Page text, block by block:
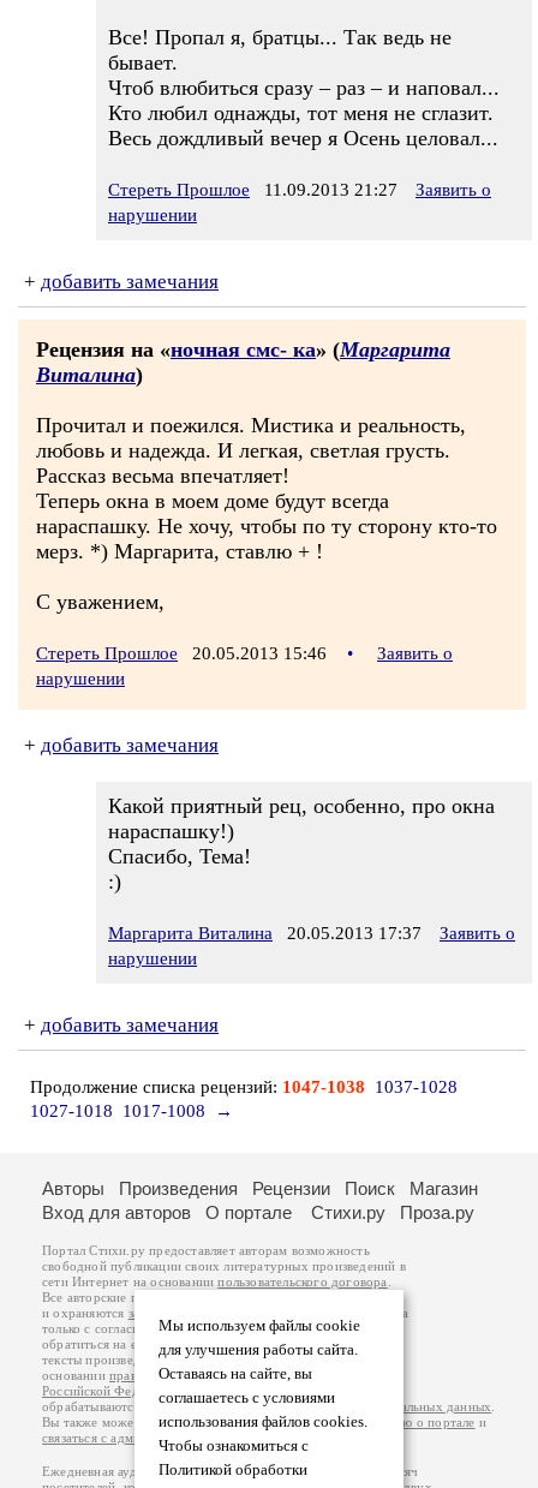
Все! Пропал я, братцы... Так ведь не
бывает.
Чтоб влюбиться сразу – раз – и наповал...
Кто любил однажды, тот меня не сглазит.
Весь дождливый вечер я Осень целовал...
Стереть Прошлое 11.09.2013 21:27
Заявить о
нарушении
+ добавить замечания
Рецензия на «ночная смс- ка» (Маргарита
Виталина)
Прочитал и поежился. Мистика и реальность,
любовь и надежда. И легкая, светлая грусть.
Рассказ весьма впечатляет!
Теперь окна в моем доме будут всегда
нараспашку. Не хочу, чтобы по ту сторону кто-то
мерз. *) Маргарита, ставлю + !
С уважением,
Стереть Прошлое 20.05.2013 15:46 •
Заявить о
нарушении
+ добавить замечания
Какой приятный рец, особенно, про окна
нараспашку!)
Спасибо, Тема!
:)
Маргарита Виталина 20.05.2013 17:37
Заявить о
нарушении
+ добавить замечания
Продолжение списка рецензий: 1047-1038
1037-1028
1027-1018
1017-1008 →
Мы используем файлы cookie
для улучшения работы сайта.
Оставаясь на сайте, вы
соглашаетесь с условиями
использования файлов cookies.
Чтобы ознакомиться с
Политикой обработки
Авторы Произведения Рецензии Поиск
Магазин
Вход для авторов
О портале Стихи.ру Проза.ру
Портал Стихи.ру предоставляет авторам возможность
свободной публикации своих литературных произведений в
сети Интернет на основаниипользовательского договора
Все авторские права на произведения принадлежат авторам
и охраняются законом
. Перепечатка произведений возможна
только с согласия его автора, к которому вы можете
обратиться на его авторской странице. Ответственность за
тексты произведений авторы несут самостоятельно на
основанииправил публикацииизаконодательства
Российской Федерации
обрабатываются на основанииПолитики обработки персональных данных
Вы также можете посмотреть более подробнуюинформацию о портале и
связаться с администрацией
Ежедневная аудитория портала Стихи.ру – порядка 200 тысяч